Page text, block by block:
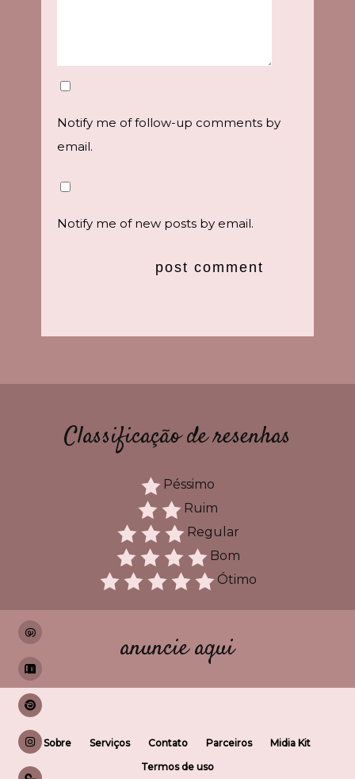
Notify me of follow-up comments by
email.
Notify me of new posts by email.
Classificação de resenhas
Péssimo
Ruim
Regular
Bom
Ótimo
anuncie aqui
Sobre Serviços Contato Parceiros
Midia Kit
Termos de uso